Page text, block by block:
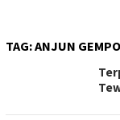
TAG:ANJUN